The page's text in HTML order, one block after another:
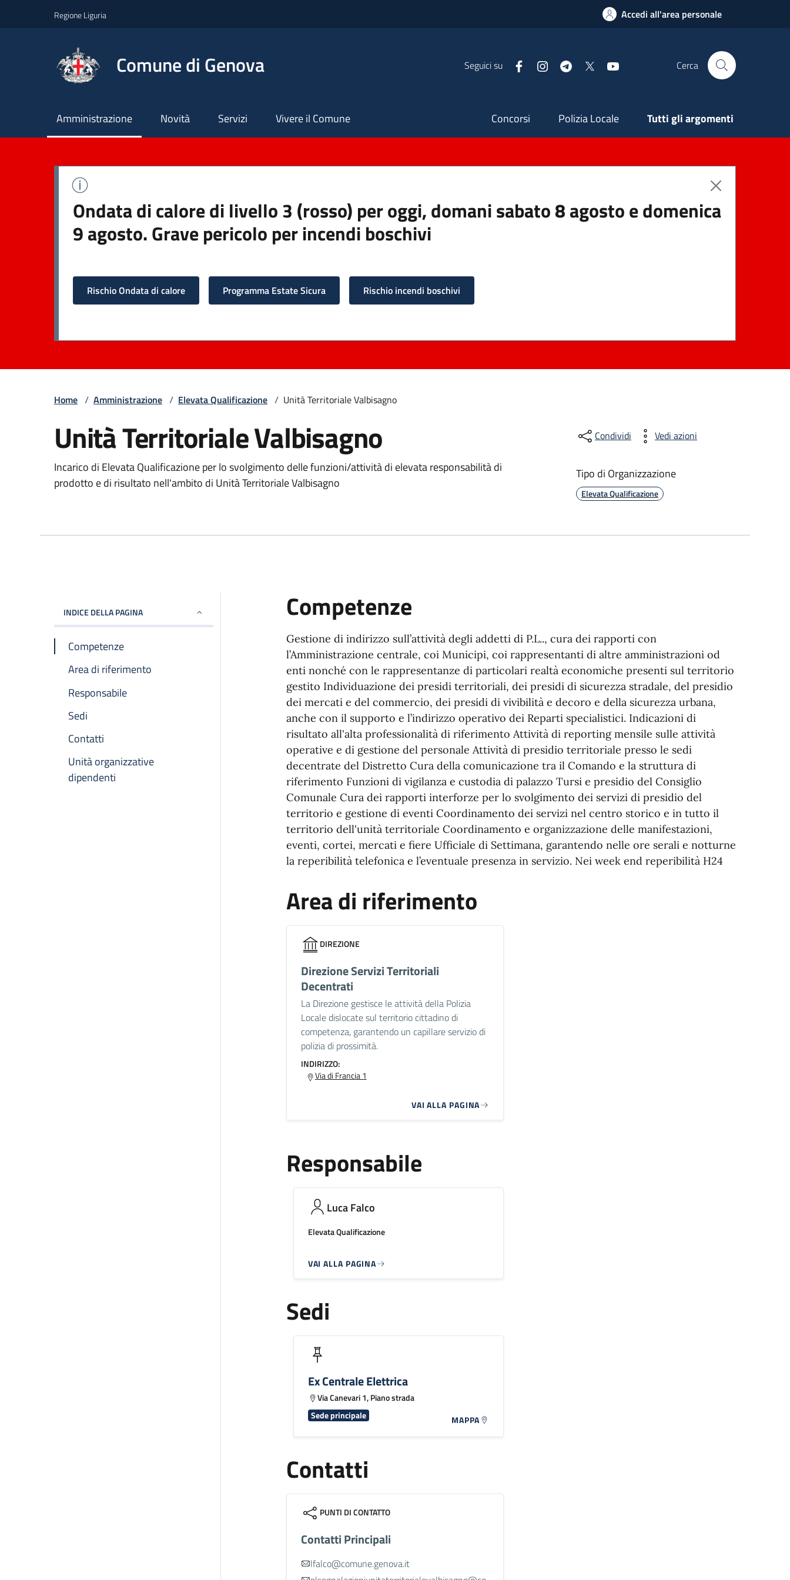
Regione Liguria Accedi all'area personale
Comune di Genova Seguici su FacebookInstagramTelegram Cerca
Principale
Amministrazione Novità Servizi Vivere il Comune Secondaria
Concorsi Polizia Locale Tutti gli argomenti
Ondata di calore di livello 3 (rosso) per oggi, domani sabato 8 agosto e domenica
9 agosto. Grave pericolo per incendi boschivi
Rischio Ondata di calore Programma Estate Sicura Rischio incendi boschivi
Home / Amministrazione / Elevata Qualificazione / Unità Territoriale Valbisagno
Unità Territoriale Valbisagno
Incarico di Elevata Qualificazione per lo svolgimento delle funzioni/attività di elevata responsabilità di
prodotto e di risultato nell'ambito di Unità Territoriale Valbisagno
Condividi Vedi azioni
Tipo di Organizzazione
Elevata Qualificazione
INDICE DELLA PAGINA
Competenze
Area di riferimento
Responsabile
Sedi
Contatti
Unità organizzative
dipendenti
Competenze
Gestione di indirizzo sull’attività degli addetti di P.L.., cura dei rapporti con
l’Amministrazione centrale, coi Municipi, coi rappresentanti di altre amministrazioni od
enti nonché con le rappresentanze di particolari realtà economiche presenti sul territorio
gestito Individuazione dei presidi territoriali, dei presidi di sicurezza stradale, del presidio
dei mercati e del commercio, dei presidi di vivibilità e decoro e della sicurezza urbana,
anche con il supporto e l’indirizzo operativo dei Reparti specialistici. Indicazioni di
risultato all'alta professionalità di riferimento Attività di reporting mensile sulle attività
operative e di gestione del personale Attività di presidio territoriale presso le sedi
decentrate del Distretto Cura della comunicazione tra il Comando e la struttura di
riferimento Funzioni di vigilanza e custodia di palazzo Tursi e presidio del Consiglio
Comunale Cura dei rapporti interforze per lo svolgimento dei servizi di presidio del
territorio e gestione di eventi Coordinamento dei servizi nel centro storico e in tutto il
territorio dell'unità territoriale Coordinamento e organizzazione delle manifestazioni,
eventi, cortei, mercati e fiere Ufficiale di Settimana, garantendo nelle ore serali e notturne
la reperibilità telefonica e l’eventuale presenza in servizio. Nei week end reperibilità H24
Area di riferimento
DIREZIONE
Direzione Servizi Territoriali
Decentrati
La Direzione gestisce le attività della Polizia
Locale dislocate sul territorio cittadino di
competenza, garantendo un capillare servizio di
polizia di prossimità.
INDIRIZZO:
Via di Francia 1
VAI ALLA PAGINA
Responsabile
Luca Falco
Elevata Qualificazione
VAI ALLA PAGINA
Sedi
Ex Centrale Elettrica
Via Canevari 1, Piano strada
Sede principale MAPPA
Contatti
PUNTI DI CONTATTO
Contatti Principali
lfalco@comune.genova.it